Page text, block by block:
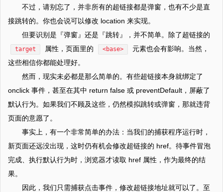
不过，请别忘了，并非所有的超链接都是弹窗，也有不少是直
接跳转的。你也会说可以修改 location 来实现。
但要识别是『弹窗』还是『跳转』，并不简单。除了超链接的
target 属性，页面里的 <base>
元素也会有影响。当然，
这些相信你都能处理好。
然而，现实未必都是那么简单的。有些超链接本身就绑定了
onclick 事件，甚至在其中 return false 或 preventDefault，屏蔽了
默认行为。如果我们不顾及这些，仍然模拟跳转或弹窗，那就违背
页面的意愿了。
事实上，有一个非常简单的办法：当我们的捕获程序运行时，
新页面还远没出现，这时仍有机会修改超链接的 href。待事件冒泡
完成、执行默认行为时，浏览器才读取 href 属性，作为最终的结
果。
因此，我们只需捕获点击事件，修改超链接地址就可以了。至